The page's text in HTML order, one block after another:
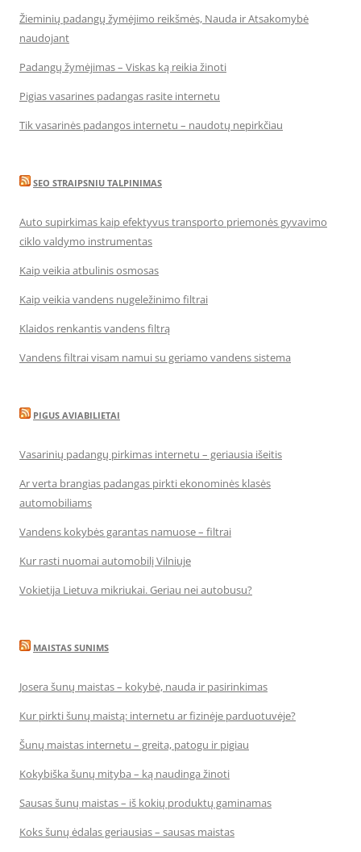
Žieminių padangų žymėjimo reikšmės, Nauda ir Atsakomybė
naudojant
Padangų žymėjimas – Viskas ką reikia žinoti
Pigias vasarines padangas rasite internetu
Tik vasarinės padangos internetu – naudotų nepirkčiau
SEO STRAIPSNIU TALPINIMAS
Auto supirkimas kaip efektyvus transporto priemonės gyvavimo
ciklo valdymo instrumentas
Kaip veikia atbulinis osmosas
Kaip veikia vandens nugeležinimo filtrai
Klaidos renkantis vandens filtrą
Vandens filtrai visam namui su geriamo vandens sistema
PIGUS AVIABILIETAI
Vasarinių padangų pirkimas internetu – geriausia išeitis
Ar verta brangias padangas pirkti ekonominės klasės
automobiliams
Vandens kokybės garantas namuose – filtrai
Kur rasti nuomai automobilį Vilniuje
Vokietija Lietuva mikriukai. Geriau nei autobusu?
MAISTAS SUNIMS
Josera šunų maistas – kokybė, nauda ir pasirinkimas
Kur pirkti šunų maistą: internetu ar fizinėje parduotuvėje?
Šunų maistas internetu – greita, patogu ir pigiau
Kokybiška šunų mityba – ką naudinga žinoti
Sausas šunų maistas – iš kokių produktų gaminamas
Koks šunų ėdalas geriausias – sausas maistas